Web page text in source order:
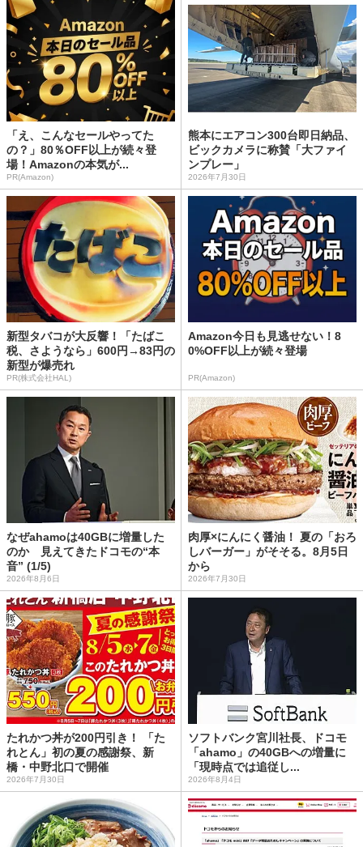
「え、こんなセールやってた
の？」80％OFF以上が続々登
場！Amazonの本気が...
PR(Amazon)
熊本にエアコン300台即日納品、
ビックカメラに称賛「大ファイ
ンプレー」
2026年7月30日
新型タバコが大反響！「たばこ
税、さようなら」600円→83円の
新型が爆売れ
PR(株式会社HAL)
Amazon今日も見逃せない！8
0%OFF以上が続々登場
PR(Amazon)
なぜahamoは40GBに増量した
のか 見えてきたドコモの“本
音” (1/5)
2026年8月6日
肉厚×にんにく醤油！ 夏の「おろ
しバーガー」がそそる。8月5日
から
2026年7月30日
たれかつ丼が200円引き！ 「た
れとん」初の夏の感謝祭、新
橋・中野北口で開催
2026年7月30日
ソフトバンク宮川社長、ドコモ
「ahamo」の40GBへの増量に
「現時点では追従し...
2026年8月4日